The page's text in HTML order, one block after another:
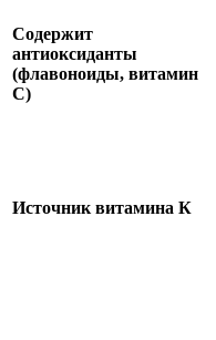
Содержит
антиоксиданты
(флавоноиды, витамин
С)
Источник витамина К